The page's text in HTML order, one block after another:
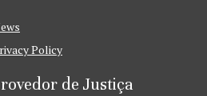
Policy
de Justiça